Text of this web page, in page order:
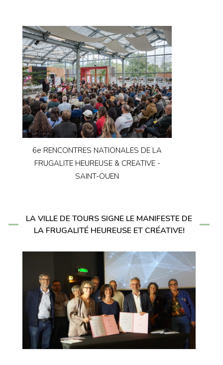
6e RENCONTRES NATIONALES DE LA
FRUGALITE HEUREUSE & CREATIVE -
SAINT-OUEN
LA VILLE DE TOURS SIGNE LE MANIFESTE DE
LA FRUGALITÉ HEUREUSE ET CRÉATIVE!